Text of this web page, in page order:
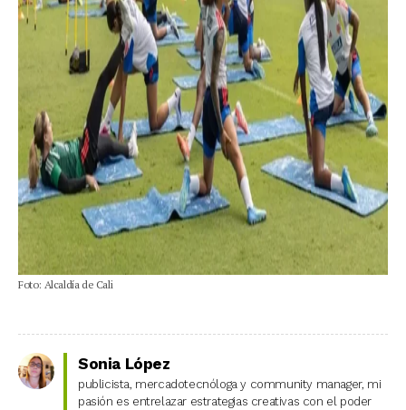
Foto: Alcaldía de Cali
Sonia López
publicista, mercadotecnóloga y community manager, mi
pasión es entrelazar estrategias creativas con el poder